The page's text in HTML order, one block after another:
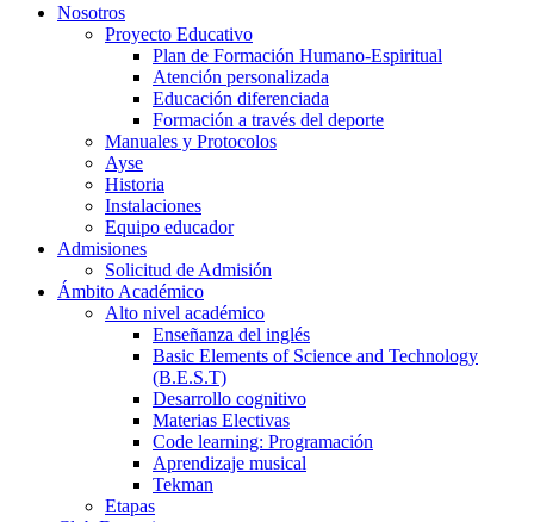
Nosotros
Proyecto Educativo
Plan de Formación Humano-Espiritual
Atención personalizada
Educación diferenciada
Formación a través del deporte
Manuales y Protocolos
Ayse
Historia
Instalaciones
Equipo educador
Admisiones
Solicitud de Admisión
Ámbito Académico
Alto nivel académico
Enseñanza del inglés
Basic Elements of Science and Technology
(B.E.S.T)
Desarrollo cognitivo
Materias Electivas
Code learning: Programación
Aprendizaje musical
Tekman
Etapas